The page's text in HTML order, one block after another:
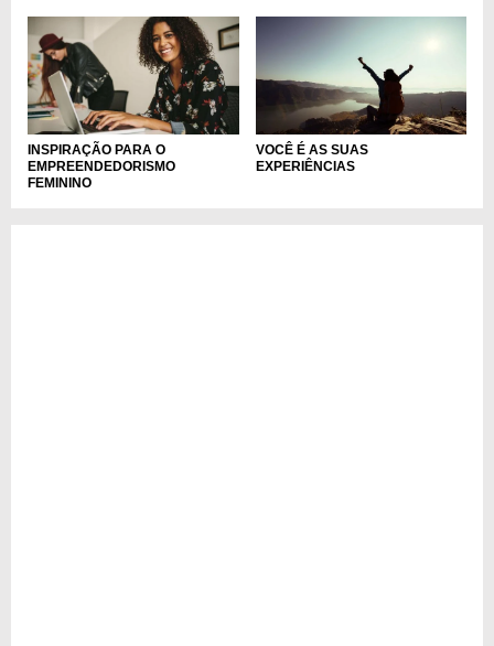
INSPIRAÇÃO PARA O
EMPREENDEDORISMO
FEMININO
VOCÊ É AS SUAS
EXPERIÊNCIAS